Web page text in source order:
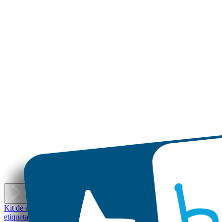
Kit de etiquetas personalizadasMini etiquetas
Etiquetas
etiquetas
Etiquetas personalizadas pequeñas - Set económicoEtiquetas